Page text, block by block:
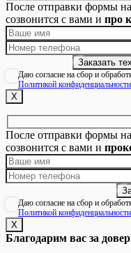
После отправки формы
созвонится с вами и про
Даю согласие на сбор и
Политикой конфиденциальности
Х
После отправки формы
созвонится с вами и
Даю согласие на сбор и
Политикой конфиденциальности
Х
Благодарим вас за